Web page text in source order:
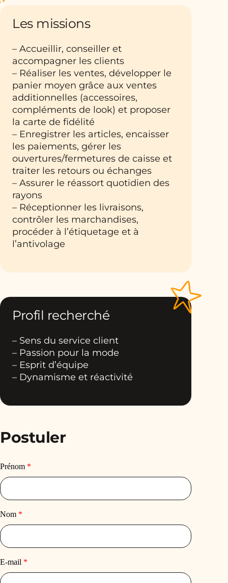
Les missions
– Accueillir, conseiller et
accompagner les clients
– Réaliser les ventes, développer le
panier moyen grâce aux ventes
additionnelles (accessoires,
compléments de look) et proposer
la carte de fidélité
– Enregistrer les articles, encaisser
les paiements, gérer les
ouvertures/fermetures de caisse et
traiter les retours ou échanges
– Assurer le réassort quotidien des
rayons
– Réceptionner les livraisons,
contrôler les marchandises,
procéder à l’étiquetage et à
l’antivolage
Profil recherché
– Sens du service client
– Passion pour la mode
– Esprit d’équipe
– Dynamisme et réactivité
Postuler